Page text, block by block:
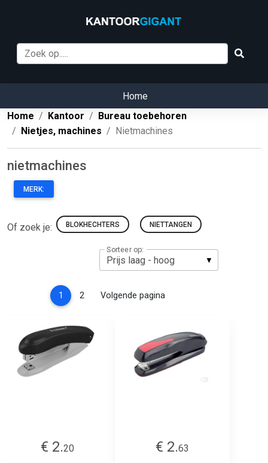
Home
Home
Kantoor
Bureau toebehoren
Nietjes, machines
Nietmachines
nietmachines
MERK:
Of zoek je: BLOKHECHTERS NIETTANGEN
Sorteer op:
1 (current)
2 Volgende pagina
€ 2.20
€ 2.63